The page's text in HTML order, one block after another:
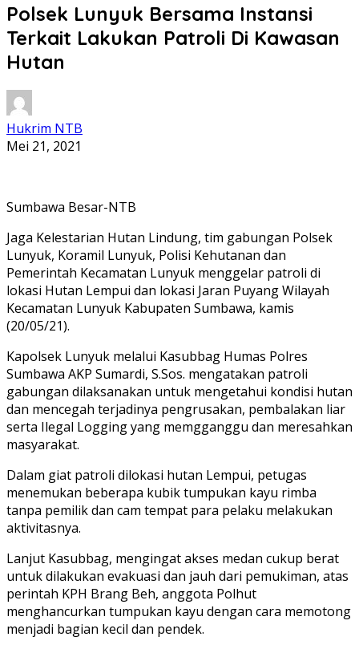
Polsek Lunyuk Bersama Instansi
Terkait Lakukan Patroli Di Kawasan
Hutan
Hukrim NTB
Mei 21, 2021
Sumbawa Besar-NTB
Jaga Kelestarian Hutan Lindung, tim gabungan Polsek
Lunyuk, Koramil Lunyuk, Polisi Kehutanan dan
Pemerintah Kecamatan Lunyuk menggelar patroli di
lokasi Hutan Lempui dan lokasi Jaran Puyang Wilayah
Kecamatan Lunyuk Kabupaten Sumbawa, kamis
(20/05/21).
Kapolsek Lunyuk melalui Kasubbag Humas Polres
Sumbawa AKP Sumardi, S.Sos. mengatakan patroli
gabungan dilaksanakan untuk mengetahui kondisi hutan
dan mencegah terjadinya pengrusakan, pembalakan liar
serta Ilegal Logging yang memgganggu dan meresahkan
masyarakat.
Dalam giat patroli dilokasi hutan Lempui, petugas
menemukan beberapa kubik tumpukan kayu rimba
tanpa pemilik dan cam tempat para pelaku melakukan
aktivitasnya.
Lanjut Kasubbag, mengingat akses medan cukup berat
untuk dilakukan evakuasi dan jauh dari pemukiman, atas
perintah KPH Brang Beh, anggota Polhut
menghancurkan tumpukan kayu dengan cara memotong
menjadi bagian kecil dan pendek.